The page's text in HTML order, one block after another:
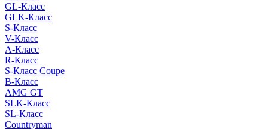
GL-Класс
GLK-Класс
S-Класс
V-Класс
A-Класс
R-Класс
S-Класс Сoupe
B-Класс
AMG GT
SLK-Класс
SL-Класс
Countryman